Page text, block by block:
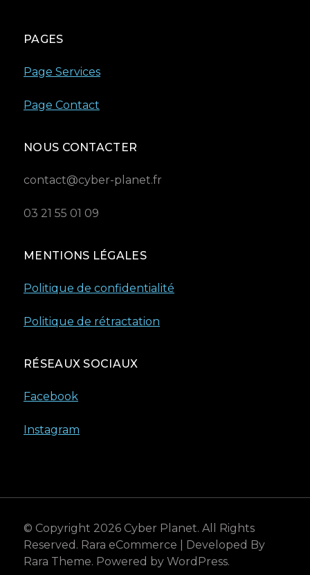
PAGES
Page Services
Page Contact
NOUS CONTACTER
contact@cyber-planet.fr
03 21 55 01 09
MENTIONS LÉGALES
Politique de confidentialité
Politique de rétractation
RÉSEAUX SOCIAUX
Facebook
Instagram
© Copyright 2026 Cyber Planet. All Rights
Reserved. Rara eCommerce | Developed By
Rara Theme. Powered by WordPress.